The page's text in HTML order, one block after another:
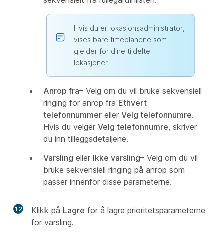
Hvis du er lokasjonsadministrator,
vises bare timeplanene som
gjelder for dine tildelte
lokasjoner.
Anrop fra– Velg om du vil bruke sekvensiell
ringing for anrop fra Ethvert
telefonnummer eller Velg telefonnumre.
Hvis du velger Velg telefonnumre, skriver
du inn tilleggsdetaljene.
Varsling eller Ikke varsling– Velg om du vil
bruke sekvensiell ringing på anrop som
passer innenfor disse parameterne.
12 Klikk på Lagre for å lagre prioritetsparameterne
for varsling.